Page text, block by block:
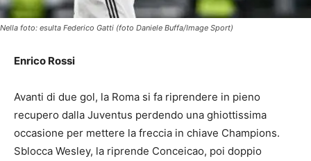
Nella foto: esulta Federico Gatti (foto Daniele Buffa/Image Sport)
Enrico Rossi
Avanti di due gol, la Roma si fa riprendere in pieno
recupero dalla Juventus perdendo una ghiottissima
occasione per mettere la freccia in chiave Champions.
Sblocca Wesley, la riprende Conceicao, poi doppio